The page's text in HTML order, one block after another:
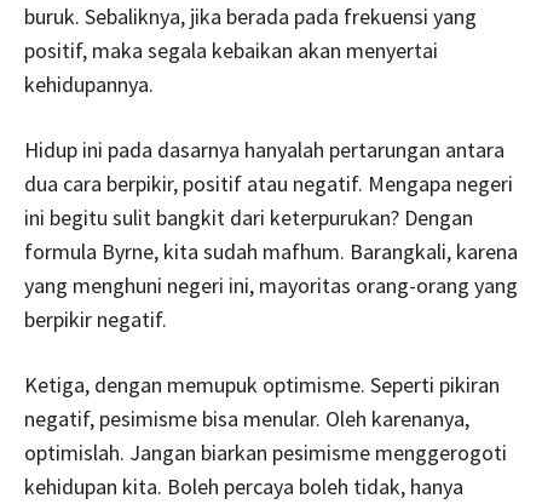
buruk. Sebaliknya, jika berada pada frekuensi yang
positif, maka segala kebaikan akan menyertai
kehidupannya.
Hidup ini pada dasarnya hanyalah pertarungan antara
dua cara berpikir, positif atau negatif. Mengapa negeri
ini begitu sulit bangkit dari keterpurukan? Dengan
formula Byrne, kita sudah mafhum. Barangkali, karena
yang menghuni negeri ini, mayoritas orang-orang yang
berpikir negatif.
Ketiga, dengan memupuk optimisme. Seperti pikiran
negatif, pesimisme bisa menular. Oleh karenanya,
optimislah. Jangan biarkan pesimisme menggerogoti
kehidupan kita. Boleh percaya boleh tidak, hanya